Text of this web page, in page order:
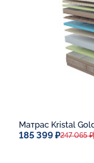
185 399 ₽247 065 ₽